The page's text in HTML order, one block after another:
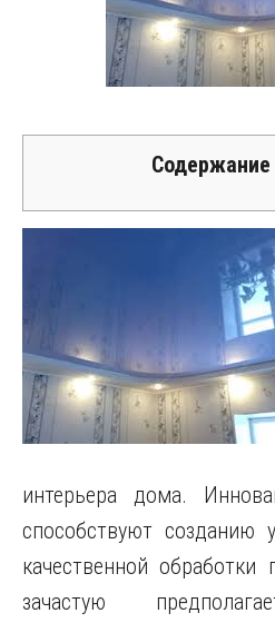
Содержание
интерьера дома.
способствуют
качественной
зачастую